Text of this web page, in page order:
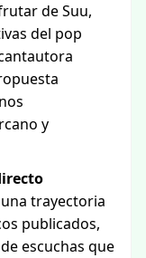
de Suu,
del pop
y
trayectoria
publicados,
escuchas que